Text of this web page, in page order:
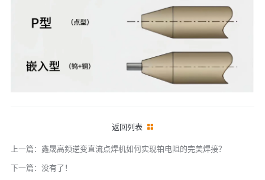
上一篇：鑫晟高频逆变直流点焊机如何实现铂电阻的完美焊接？
返回列表
下一篇：没有了！